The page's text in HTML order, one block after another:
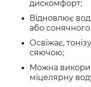
дискомфорт;
Відновлює
або
Освіжає,
сяючою;
Можна
міцелярну